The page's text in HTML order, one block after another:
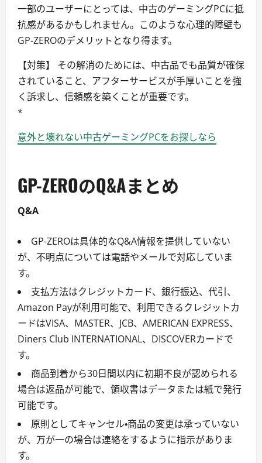
一部のユーザーにとっては、中古のゲーミングPCに抵
抗感があるかもしれません。このような心理的障壁も
GP-ZEROのデメリットとなり得ます。
【対策】 その解消のためには、中古品でも品質が確保
されていること、アフターサービスが手厚いことを強
く訴求し、信頼感を築くことが重要です。
*
意外と壊れない中古ゲーミングPCをお探しなら
GP-ZEROのQ&Aまとめ
Q&A
GP-ZEROは具体的なQ&A情報を提供していない
が、不明点については電話やメールで対応していま
す。
支払方法はクレジットカード、銀行振込、代引、
Amazon Payが利用可能で、利用できるクレジットカ
ードはVISA、MASTER、JCB、AMERICAN EXPRESS、
Diners Club INTERNATIONAL、DISCOVERカードで
す。
商品到着から30日間以内に初期不良が認められる
場合は返品が可能で、領収書はデータまたは紙で発行
可能です。
原則としてキャンセル・商品の変更は承っていない
が、万が一の場合は連絡をするように指示がありま
す。